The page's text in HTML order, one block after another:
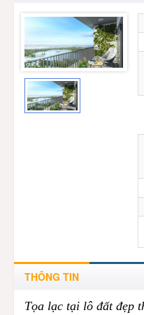
THÔNG TIN
Tọa lạc tại lô đất đẹp